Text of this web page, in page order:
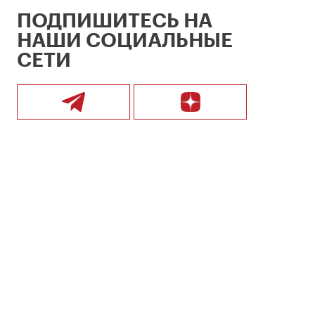
ПОДПИШИТЕСЬ НА
НАШИ СОЦИАЛЬНЫЕ
СЕТИ